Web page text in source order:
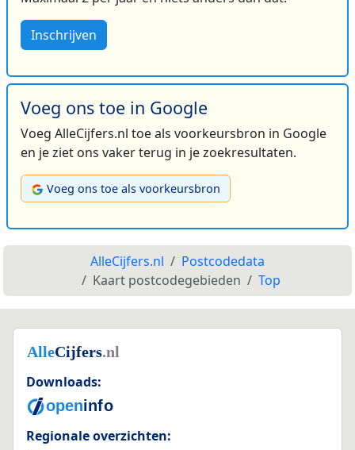
Inschrijven
Voeg ons toe in Google
Voeg AlleCijfers.nl toe als voorkeursbron in Google
en je ziet ons vaker terug in je zoekresultaten.
Voeg ons toe als voorkeursbron
AlleCijfers.nl
Postcodedata
Kaart postcodegebieden
Top
Downloads:
Regionale overzichten: